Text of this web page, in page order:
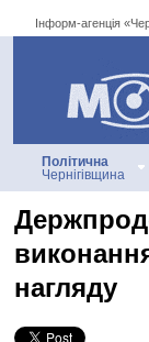
Інформ-агенція
Інформ-
Політична
Чернігівщина
нагляду